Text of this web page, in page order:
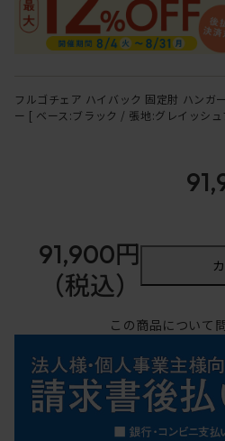
フルゴチェア ハイバック 固定肘 ハンガ
ー [ ベース:ブラック / 張地:グレイッシ
91,900円
（税込）
この商品について